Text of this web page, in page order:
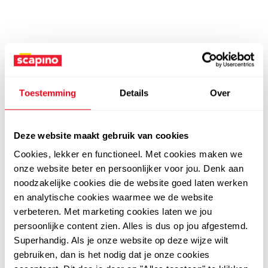
Toestemming Details Over
Deze website maakt gebruik van cookies
Cookies, lekker en functioneel. Met cookies maken we
onze website beter en persoonlijker voor jou. Denk aan
noodzakelijke cookies die de website goed laten werken
en analytische cookies waarmee we de website
verbeteren. Met marketing cookies laten we jou
persoonlijke content zien. Alles is dus op jou afgestemd.
Superhandig. Als je onze website op deze wijze wilt
gebruiken, dan is het nodig dat je onze cookies